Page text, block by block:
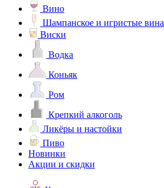
Вино
Шампанское и игристые вина
Виски
Водка
Коньяк
Ром
Крепкий алкоголь
Ликёры и настойки
Пиво
Новинки
Акции и скидки